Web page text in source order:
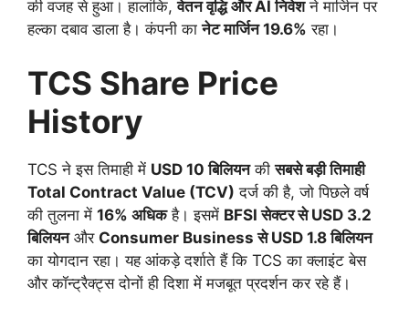
की वजह से हुआ। हालांकि,वेतन वृद्धि और AI निवेशने मार्जिन पर
हल्का दबाव डाला है। कंपनी कानेट मार्जिन 19.6% रहा।
TCS Share Price
History
TCS ने इस तिमाही में USD 10 बिलियनकीसबसे बड़ी तिमाही
Total Contract Value (TCV) दर्ज की है, जो पिछले वर्ष
की तुलना में 16% अधिकहै। इसमें BFSI सेक्टर से USD 3.2
बिलियनऔर Consumer Business से USD 1.8 बिलियन
का योगदान रहा। यह आंकड़े दर्शाते हैं कि TCS का क्लाइंट बेस
और कॉन्ट्रैक्ट्स दोनों ही दिशा में मजबूत प्रदर्शन कर रहे हैं।